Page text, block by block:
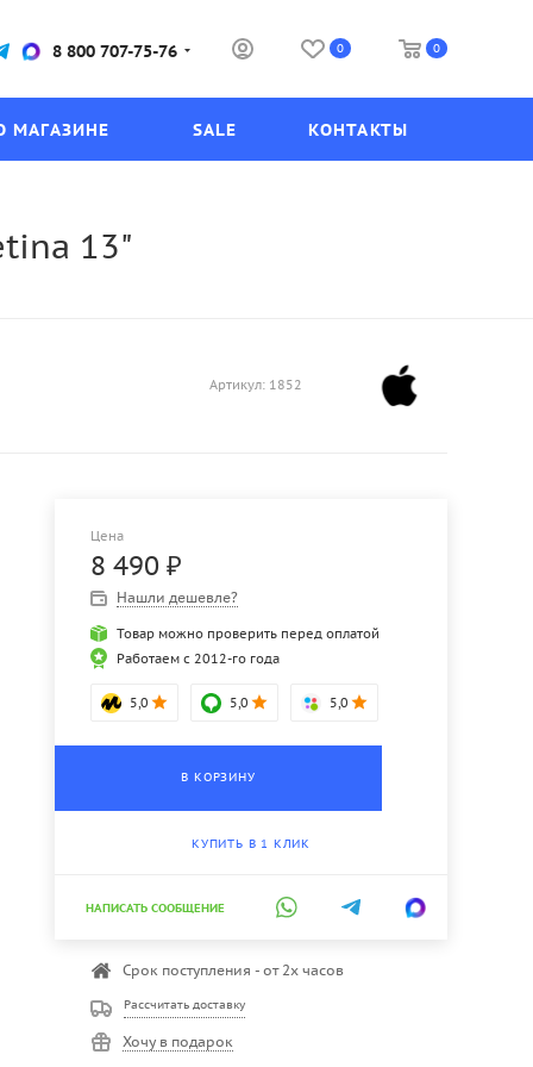
8 800 707-75-76 0 0
МАГАЗИНЕ SALE КОНТАКТЫ
13"
Артикул: 1852
Цена
8 490 ₽
Нашли дешевле?
Товар можно проверить перед оплатой
Работаем с 2012-го года
5,0 5,0 5,0
В КОРЗИНУ
КУПИТЬ В 1 КЛИК
НАПИСАТЬ СООБЩЕНИЕ
Срок поступления - от 2х часов
Рассчитать доставку
Хочу в подарок